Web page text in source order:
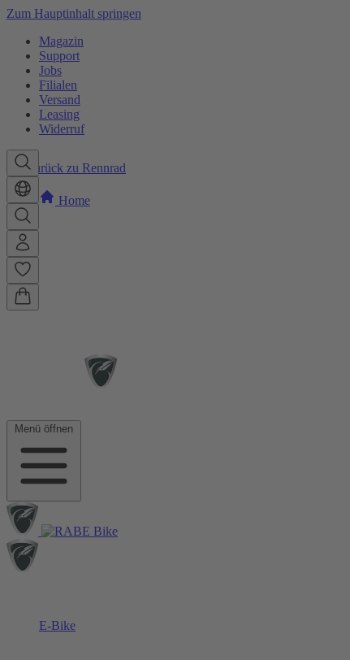
Zum Hauptinhalt springen
Magazin
Support
Jobs
Filialen
Versand
Leasing
Widerruf
Menü öffnen
E-Bike
Zurück zu Rennrad
Home